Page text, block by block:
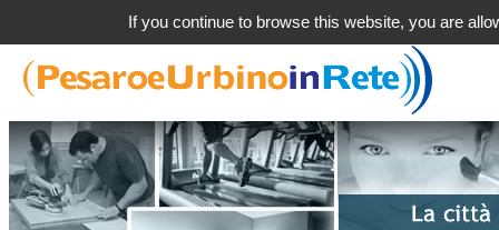
If you continue to browse this website, you are